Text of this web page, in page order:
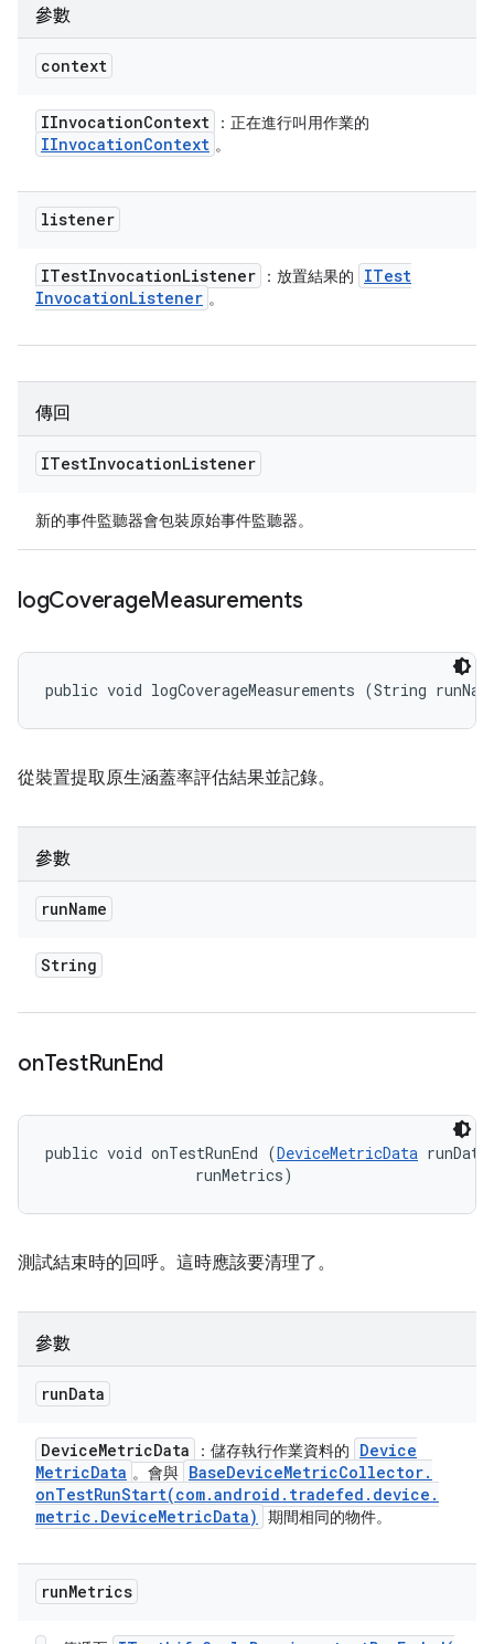
參數
context
IInvocationContext ：正在進行叫用作業的
IInvocationContext 。
listener
ITestInvocationListener ：放置結果的
ITest
InvocationListener 。
傳回
ITestInvocationListener
新的事件監聽器會包裝原始事件監聽器。
logCoverageMeasurements
public void logCoverageMeasurements (String
從裝置提取原生涵蓋率評估結果並記錄。
參數
runName
String
onTestRunEnd
public void onTestRunEnd (DeviceMetricData
runMetrics)
測試結束時的回呼。這時應該要清理了。
參數
runData
DeviceMetricData ：儲存執行作業資料的
Device
MetricData 。會與 BaseDeviceMetricCollector.
onTestRunStart(com.android . tradefed . device .
metric . DeviceMetricData) 期間相同的物件。
runMetrics